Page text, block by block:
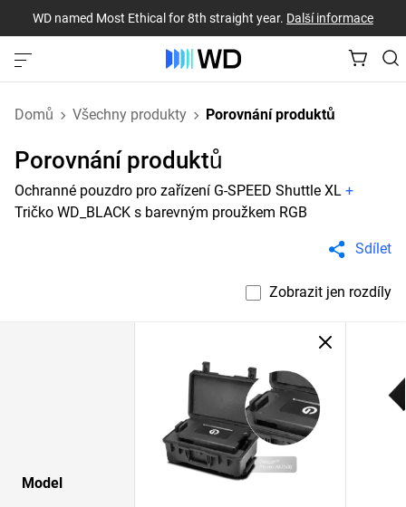
WD named Most Ethical for 8th straight year. Další informace
Domů Všechny produkty Porovnání produktů
Porovnání produktů
Ochranné pouzdro pro zařízení G-SPEED Shuttle XL +
Tričko WD_BLACK s barevným proužkem RGB
Sdílet
Zobrazit jen rozdíly
Model